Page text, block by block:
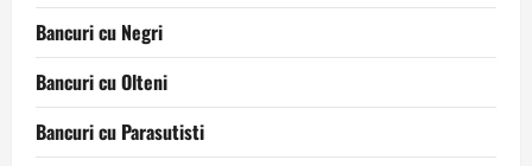
Bancuri cu Negri
Bancuri cu Olteni
Bancuri cu Parasutisti